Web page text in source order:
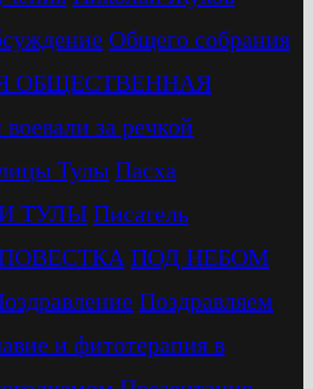
Общего собрания
ОБЩЕСТВЕННАЯ
за речкой
Тулы Пасха
ТУЛЫ Писатель
ПОД НЕБОМ
Поздравляем
и фитотерапия в